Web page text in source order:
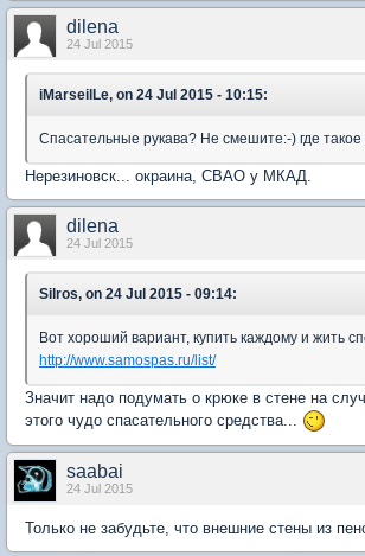
dilena
24 Jul 2015
iMarseilLe, on 24 Jul 2015 - 10:15:
Спасательные рукава? Не смешите:-) где такое
Нерезиновск... окраина, СВАО у МКАД.
dilena
24 Jul 2015
Silros, on 24 Jul 2015 - 09:14:
Вот хороший вариант, купить каждому и жить
http://www.samospas.ru/list/
Значит надо подумать о крюке в стене на
этого чудо спасательного средства...
saabai
24 Jul 2015
Только не забудьте, что внешние стены из